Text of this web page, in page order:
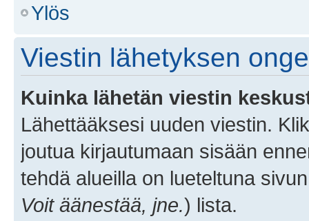
Ylös
Viestin lähetyksen
Kuinka lähetän viestin
Lähettääksesi uuden viestin.
joutua kirjautumaan sisään
tehdä alueilla on lueteltuna
Voit äänestää, jne.) lista.